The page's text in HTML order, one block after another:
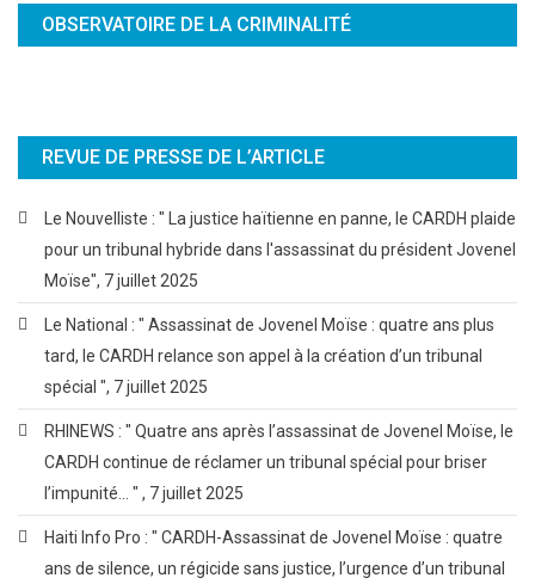
OBSERVATOIRE DE LA CRIMINALITÉ
REVUE DE PRESSE DE L’ARTICLE
Le Nouvelliste : " La justice haïtienne en panne, le CARDH plaide
pour un tribunal hybride dans l'assassinat du président Jovenel
Moïse", 7 juillet 2025
Le National : " Assassinat de Jovenel Moïse : quatre ans plus
tard, le CARDH relance son appel à la création d’un tribunal
spécial ", 7 juillet 2025
RHINEWS : " Quatre ans après l’assassinat de Jovenel Moïse, le
CARDH continue de réclamer un tribunal spécial pour briser
l’impunité… " , 7 juillet 2025
Haiti Info Pro : " CARDH-Assassinat de Jovenel Moïse : quatre
ans de silence, un régicide sans justice, l’urgence d’un tribunal